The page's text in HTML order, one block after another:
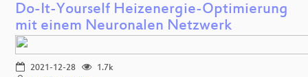
Do-It-Yourself Heizenergie-Optimierung
mit einem Neuronalen Netzwerk
2021-12-28
1.7k